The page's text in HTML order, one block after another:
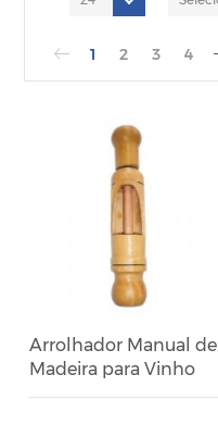
1 2 3 4
Arrolhador Manual de
Madeira para Vinho